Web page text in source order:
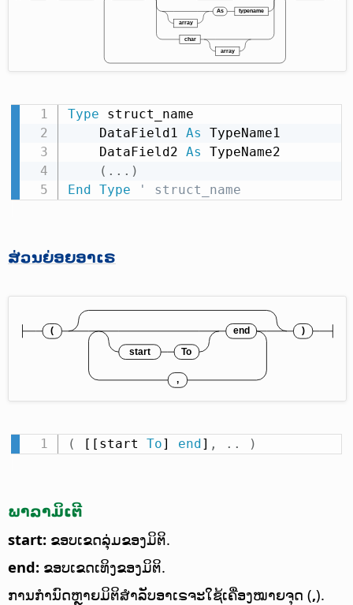
Type struct_name
    DataField1
As TypeName1
    DataField2
As TypeName2
( . . . )
End Type ' struct_name
ສ່ວນຍ່ອຍອາເຣ
( [[start To] end] , . . )
ພາລາມິເຕີ
start: ຂອບເຂດລຸ່ມຂອງມິຕິ.
end: ຂອບເຂດເທິງຂອງມິຕິ.
ການກຳນົດຫຼາຍມິຕິສຳລັບອາເຣຈະໃຊ້ເຄື່ອງໝາຍຈຸດ (,).